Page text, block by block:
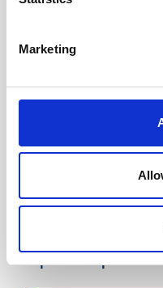
Marketing
inspections on fish
Ler mais
Explorar